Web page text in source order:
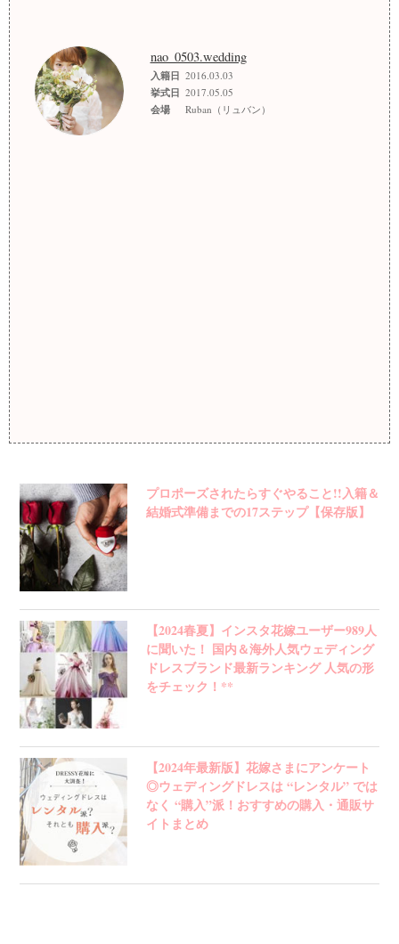
nao_0503.wedding
入籍日 2016.03.03
挙式日 2017.05.05
会場 Ruban（リュバン）
プロポーズされたらすぐやること!!入籍＆
結婚式準備までの17ステップ【保存版】
【2024春夏】インスタ花嫁ユーザー989人
に聞いた！ 国内＆海外人気ウェディング
ドレスブランド最新ランキング 人気の形
をチェック！**
【2024年最新版】花嫁さまにアンケート
◎ウェディングドレスは “レンタル” では
なく “購入”派！おすすめの購入・通販サ
イトまとめ